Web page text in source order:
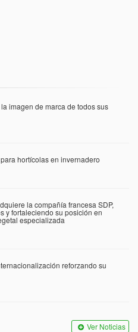
imagen de marca de todos sus
hortícolas en invernadero
la compañía francesa SDP,
y fortaleciendo su posición en
especializada
reforzando su
Ver Noticias